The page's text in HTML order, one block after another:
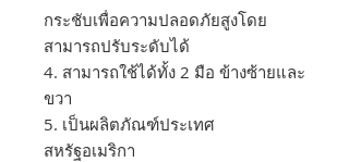
กระชับเพื่อความปลอดภัยสูงโดย
สามารถปรับระดับได้
4. สามารถใช้ได้ทั้ง 2 มือ ข้างซ้ายและ
ขวา
5. เป็นผลิตภัณฑ์ประเทศ
สหรัฐอเมริกา